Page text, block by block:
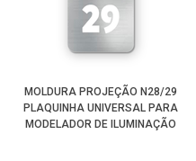
MOLDURA PROJEÇÃO N28/29
PLAQUINHA UNIVERSAL PARA
MODELADOR DE ILUMINAÇÃO